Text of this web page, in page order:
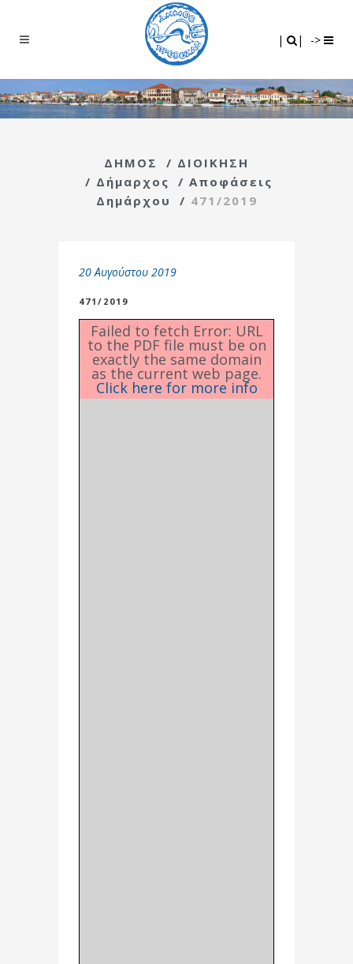
| | ->
ΔΗΜΟΣ / ΔΙΟΙΚΗΣΗ
/ Δήμαρχος / Αποφάσεις
Δημάρχου
/ 471/2019
20 Αυγούστου 2019
471/2019
Failed to fetch Error: URL
to the PDF file must be on
exactly the same domain
as the current web page.
Click here for more info